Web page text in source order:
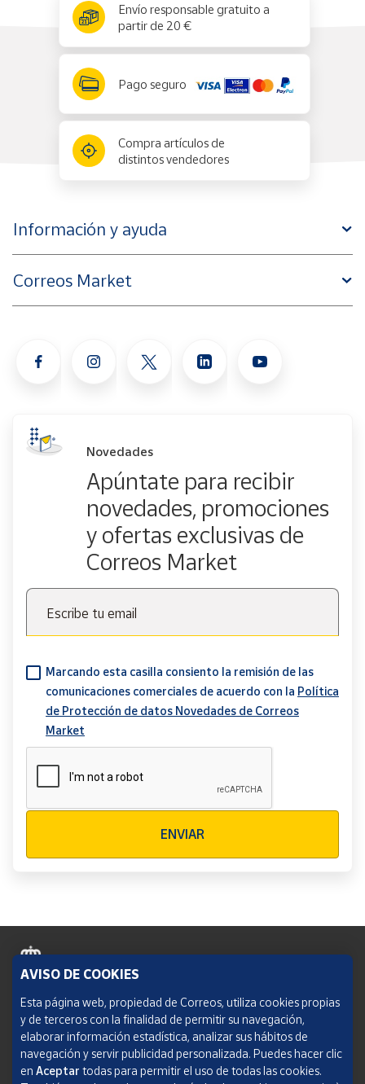
Envío responsable gratuito a
partir de 20 €
Pago seguro
Compra artículos de
distintos vendedores
Información y ayuda
Correos Market
Novedades
Apúntate para recibir
novedades, promociones
y ofertas exclusivas de
Correos Market
Escribe tu email
Marcando esta casilla consiento la remisión de las
comunicaciones comerciales de acuerdo con la Política
de Protección de datos Novedades de Correos
Market
ENVIAR
Política de cookies
Aviso legal
Condiciones del servicio
AVISO DE COOKIES
Esta página web, propiedad de Correos, utiliza cookies propias
y de terceros con la finalidad de permitir su navegación,
elaborar información estadística, analizar sus hábitos de
navegación y servir publicidad personalizada. Puedes hacer clic
en Aceptar todas para permitir el uso de todas las cookies.